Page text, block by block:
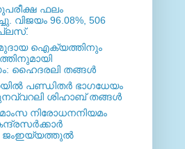
ഫലം
വിജയം 96.08%, 506
ഐക്യത്തിനും
ഹൈദരലി തങ്ങള്‍
പണ്ഡിതര്‍ ഭാഗധേയം
ശിഹാബ് തങ്ങള്‍
നിരോധനനിയമം
ജംഇയ്യത്തുല്‍